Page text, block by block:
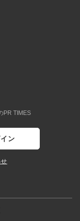
PR TIMES
ン